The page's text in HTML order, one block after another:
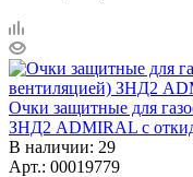
Очки защитные для
ЗНД2 ADMIRAL с
В наличии: 29
Арт.: 00019779